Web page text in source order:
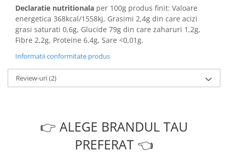
Declaratie nutritionala per 100g produs finit: Valoare
energetica 368kcal/1558kj, Grasimi 2,4g din care acizi
grasi saturati 0,6g, Glucide 79g din care zaharuri 1,2g,
Fibre 2,2g, Proteine 6,4g, Sare <0,01g.
Informatii conformitate produs
Review-uri(2)
👉 ALEGE BRANDUL TAU
PREFERAT 👈